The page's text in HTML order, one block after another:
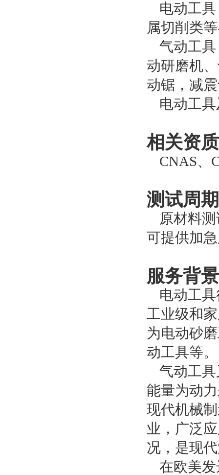
电动工
属切削类
气动工
动研磨机
动锯，减
电动工
相关资质
CNAS、
测试周期
原材料
可提供加
服务背景
电动工
工业级和
为电动砂
动工具等。
气动工
能量为动
现代机械
业，广泛
况，是现
在欧美